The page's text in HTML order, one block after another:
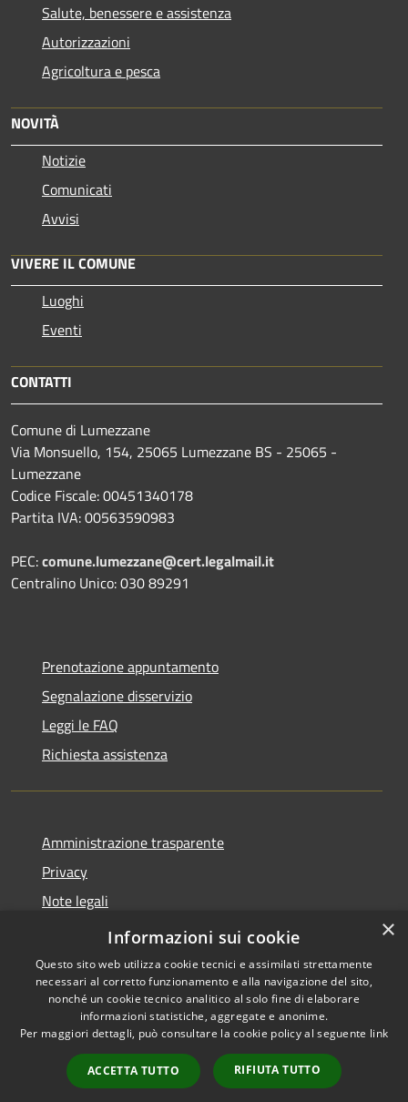
Salute, benessere e assistenza
Autorizzazioni
Agricoltura e pesca
NOVITÀ
Notizie
Comunicati
Avvisi
VIVERE IL COMUNE
Luoghi
Eventi
CONTATTI
Comune di Lumezzane
Via Monsuello, 154, 25065 Lumezzane BS - 25065 -
Lumezzane
Codice Fiscale: 00451340178
Partita IVA: 00563590983
PEC:comune.lumezzane@cert.legalmail.it
Centralino Unico: 030 89291
Prenotazione appuntamento
Segnalazione disservizio
Leggi le FAQ
Richiesta assistenza
Amministrazione trasparente
Privacy
Note legali
Dichiarazione di accessibilità
Accessibilità
Copyright © 2026 • Comune di
Lumezzane • Powered by
Municipium•
Accesso
redazione
×
Informazioni sui cookie
Questo sito web utilizza cookie tecnici e assimilati strettamente
necessari al corretto funzionamento e alla navigazione del sito,
nonché un cookie tecnico analitico al solo fine di elaborare
informazioni statistiche, aggregate e anonime.
Per maggiori dettagli, può consultare la cookie policy al seguente link
ACCETTA TUTTO RIFIUTA TUTTO